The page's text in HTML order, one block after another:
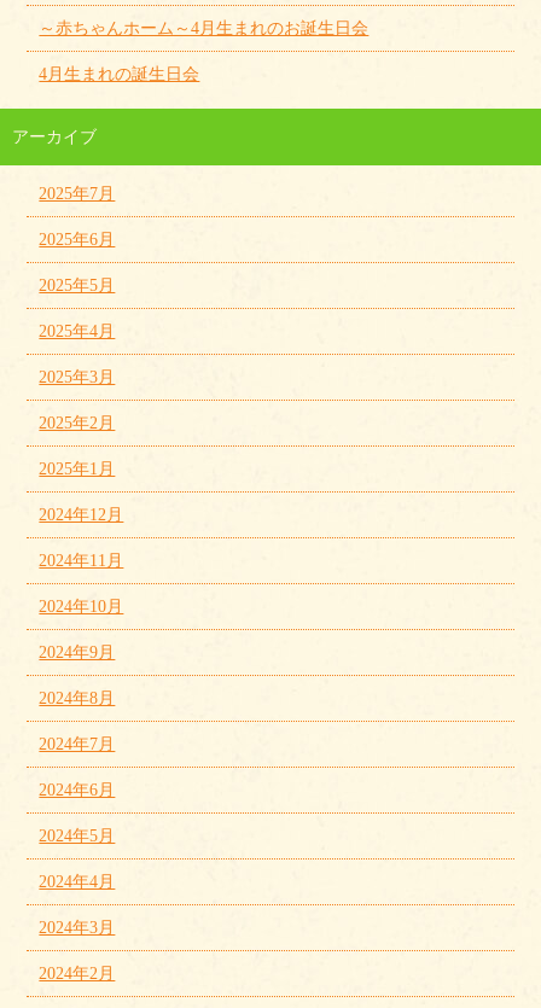
～赤ちゃんホーム～4月生まれのお誕生日会
4月生まれの誕生日会
アーカイブ
2025年7月
2025年6月
2025年5月
2025年4月
2025年3月
2025年2月
2025年1月
2024年12月
2024年11月
2024年10月
2024年9月
2024年8月
2024年7月
2024年6月
2024年5月
2024年4月
2024年3月
2024年2月